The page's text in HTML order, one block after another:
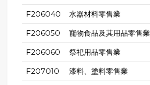
F206040 水器材料零售業
F206050 寵物食品及其用品零售業
F206060 祭祀用品零售業
F207010 漆料、塗料零售業